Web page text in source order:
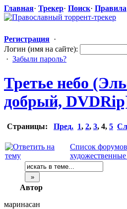
Главная· Трекер· Поиск· Правила
Регистрация ·
Логин (имя на сайте):
· Забыли пароль?
Третье небо
добрый,
Страницы: Пред. 1, 2, 3, 4, 5
Список
Автор
маринасан